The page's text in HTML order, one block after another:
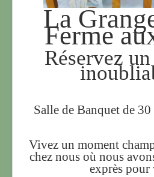
La
Ferme
Réservez
Salle de Banquet de
Vivez un moment
chez nous où nous
exprès pour